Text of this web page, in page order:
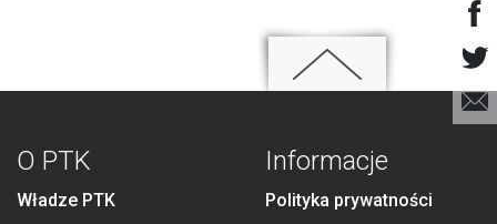
O PTK
Władze PTK
Informacje
Polityka prywatności